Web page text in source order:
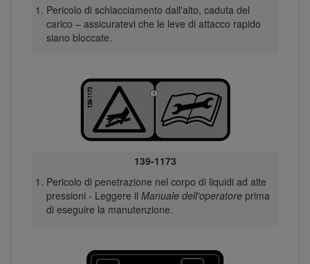
Pericolo di schiacciamento dall'alto, caduta del
carico – assicuratevi che le leve di attacco rapido
siano bloccate.
139-1173
Pericolo di penetrazione nel corpo di liquidi ad alte
pressioni - Leggere il Manuale dell'operatoreprima
di eseguire la manutenzione.